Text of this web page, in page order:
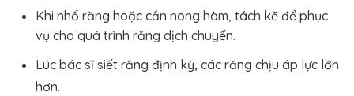
Khi nhổ răng hoặc cần nong hàm, tách kẽ để phục
vụ cho quá trình răng dịch chuyển.
Lúc bác sĩ siết răng định kỳ, các răng chịu áp lực lớn
hơn.